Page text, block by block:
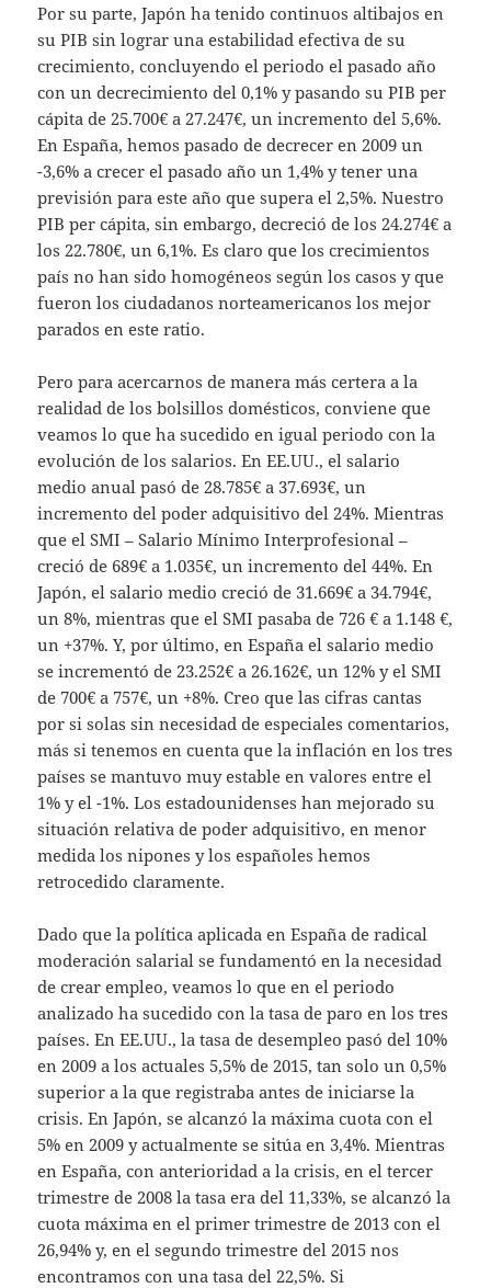
Por su parte, Japón ha tenido continuos altibajos en
su PIB sin lograr una estabilidad efectiva de su
crecimiento, concluyendo el periodo el pasado año
con un decrecimiento del 0,1% y pasando su PIB per
cápita de 25.700€ a 27.247€, un incremento del 5,6%.
En España, hemos pasado de decrecer en 2009 un
-3,6% a crecer el pasado año un 1,4% y tener una
previsión para este año que supera el 2,5%. Nuestro
PIB per cápita, sin embargo, decreció de los 24.274€ a
los 22.780€, un 6,1%. Es claro que los crecimientos
país no han sido homogéneos según los casos y que
fueron los ciudadanos norteamericanos los mejor
parados en este ratio.
Pero para acercarnos de manera más certera a la
realidad de los bolsillos domésticos, conviene que
veamos lo que ha sucedido en igual periodo con la
evolución de los salarios. En EE.UU., el salario
medio anual pasó de 28.785€ a 37.693€, un
incremento del poder adquisitivo del 24%. Mientras
que el SMI – Salario Mínimo Interprofesional –
creció de 689€ a 1.035€, un incremento del 44%. En
Japón, el salario medio creció de 31.669€ a 34.794€,
un 8%, mientras que el SMI pasaba de 726 € a 1.148 €,
un +37%. Y, por último, en España el salario medio
se incrementó de 23.252€ a 26.162€, un 12% y el SMI
de 700€ a 757€, un +8%. Creo que las cifras cantas
por si solas sin necesidad de especiales comentarios,
más si tenemos en cuenta que la inflación en los tres
países se mantuvo muy estable en valores entre el
1% y el -1%. Los estadounidenses han mejorado su
situación relativa de poder adquisitivo, en menor
medida los nipones y los españoles hemos
retrocedido claramente.
Dado que la política aplicada en España de radical
moderación salarial se fundamentó en la necesidad
de crear empleo, veamos lo que en el periodo
analizado ha sucedido con la tasa de paro en los tres
países. En EE.UU., la tasa de desempleo pasó del 10%
en 2009 a los actuales 5,5% de 2015, tan solo un 0,5%
superior a la que registraba antes de iniciarse la
crisis. En Japón, se alcanzó la máxima cuota con el
5% en 2009 y actualmente se sitúa en 3,4%. Mientras
en España, con anterioridad a la crisis, en el tercer
trimestre de 2008 la tasa era del 11,33%, se alcanzó la
cuota máxima en el primer trimestre de 2013 con el
26,94% y, en el segundo trimestre del 2015 nos
encontramos con una tasa del 22,5%. Si